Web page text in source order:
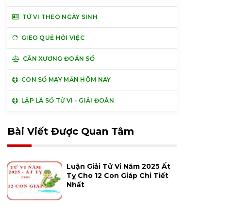
TỬ VI THEO NGÀY SINH
GIEO QUẺ HỎI VIỆC
CÂN XƯƠNG ĐOÁN SỐ
CON SỐ MAY MẮN HÔM NAY
LẬP LÁ SỐ TỬ VI - GIẢI ĐOÁN
Bài Viết Được Quan Tâm
Luận Giải Tử Vi Năm 2025 Ất
Tỵ Cho 12 Con Giáp Chi Tiết
Nhất